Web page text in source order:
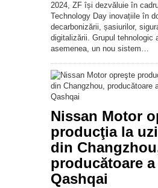
2024, ZF își dezvăluie în
Technology Day inovațiile în
decarbonizării, șasiurilor,
digitalizării. Grupul tehnologic
asemenea, un nou sistem…
Nissan Motor
producţia la
din
producătoare
Qashqai